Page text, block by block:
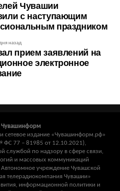
Чувашии
с наступающим
праздником
назад
прием заявлений на
электронное
сетевое издание «Чувашинформ.рф»
ФС 77 – 81985 от 12.10.2021),
службой по надзору в сфере связи,
и массовых коммуникаций
учреждение Чувашской
телерадиокомпания Чувашии»
информационной политики и